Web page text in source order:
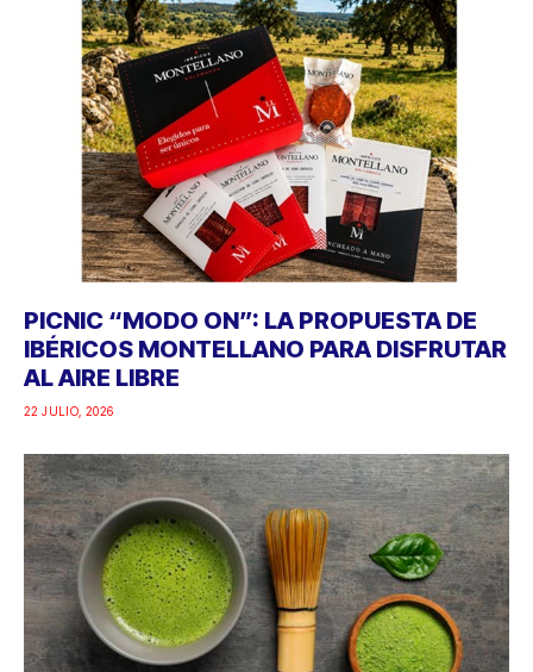
PICNIC “MODO ON”: LA PROPUESTA DE
IBÉRICOS MONTELLANO PARA DISFRUTAR
AL AIRE LIBRE
22 JULIO, 2026